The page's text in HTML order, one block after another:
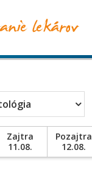
Zajtra
11.08.
Pozajtra
12.08.